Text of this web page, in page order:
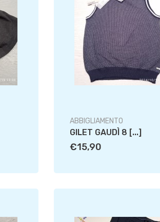
ABBIGLIAMENTO
GILET GAUDÌ 8 [...]
€15,90